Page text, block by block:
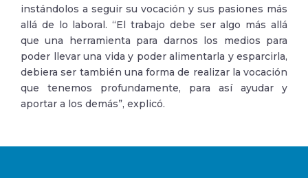
instándolos a seguir su vocación y sus pasiones más
allá de lo laboral. “El trabajo debe ser algo más allá
que una herramienta para darnos los medios para
poder llevar una vida y poder alimentarla y esparcirla,
debiera ser también una forma de realizar la vocación
que tenemos profundamente, para así ayudar y
aportar a los demás”, explicó.